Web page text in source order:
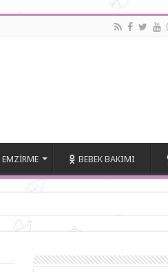
EMZIRME BEBEK BAKIMI